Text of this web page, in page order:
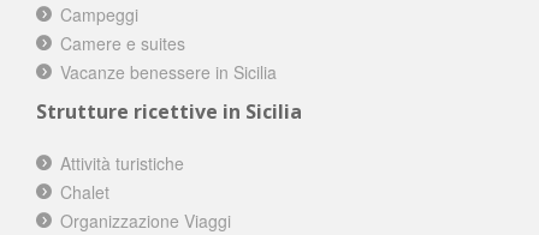
Campeggi
Camere e suites
Vacanze benessere in Sicilia
Strutture ricettive in Sicilia
Attività turistiche
Chalet
Organizzazione Viaggi